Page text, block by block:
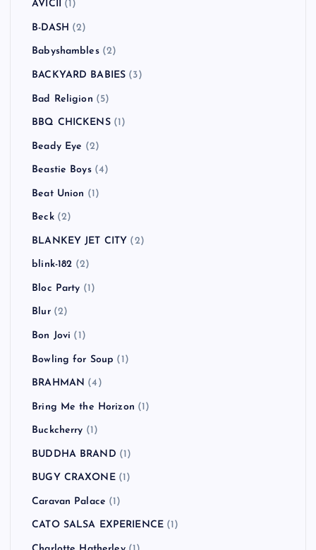
AVICII (1)
B-DASH (2)
Babyshambles(2)
BACKYARD BABIES (3)
Bad Religion (5)
BBQ CHICKENS(1)
Beady Eye (2)
Beastie Boys(4)
Beat Union (1)
Beck(2)
BLANKEY JET CITY (2)
blink-182 (2)
Bloc Party (1)
Blur(2)
Bon Jovi (1)
Bowling for Soup (1)
BRAHMAN (4)
Bring Me the Horizon (1)
Buckcherry (1)
BUDDHA BRAND (1)
BUGY CRAXONE(1)
Caravan Palace (1)
CATO SALSA EXPERIENCE (1)